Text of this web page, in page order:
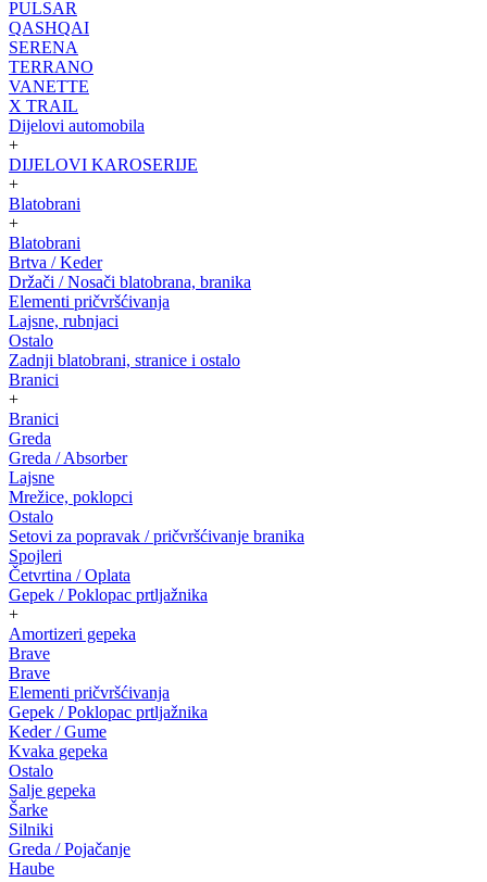
PULSAR
QASHQAI
SERENA
TERRANO
VANETTE
X TRAIL
Dijelovi automobila
+
DIJELOVI KAROSERIJE
+
Blatobrani
+
Blatobrani
Brtva / Keder
Držači / Nosači blatobrana, branika
Elementi pričvršćivanja
Lajsne, rubnjaci
Ostalo
Zadnji blatobrani, stranice i ostalo
Branici
+
Branici
Greda
Greda / Absorber
Lajsne
Mrežice, poklopci
Ostalo
Setovi za popravak / pričvršćivanje branika
Spojleri
Četvrtina / Oplata
Gepek / Poklopac prtljažnika
+
Amortizeri gepeka
Brave
Brave
Elementi pričvršćivanja
Gepek / Poklopac prtljažnika
Keder / Gume
Kvaka gepeka
Ostalo
Salje gepeka
Šarke
Silniki
Greda / Pojačanje
Haube